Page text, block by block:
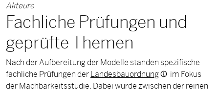
Akteure
Fachliche Prüfungen und
geprüfte Themen
Nach der Aufbereitung der Modelle standen spezifische
fachliche Prüfungen derLandesbauordnung
im Fokus
der Machbarkeitsstudie. Dabei wurde zwischen der reinen